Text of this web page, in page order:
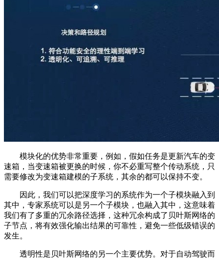
模块化的优势非常重要，例如，假如任务是更新汽车的变
速箱，当变速箱被更换的时候，你不必重写整个传动系统，只
需要修改为变速箱建模的子系统，其余的都可以保持不变。
因此，我们可以把深度学习的系统作为一个子模块融入到
其中，专家系统可以是另一个子模块，也融入其中，这意味着
我们有了多重的冗余路径选择，这种冗余构成了贝叶斯网络的
子节点，将有效强化输出结果的可靠性，避免一些低级错误的
发生。
透明性是贝叶斯网络的另一个主要优势。对于自动驾驶而